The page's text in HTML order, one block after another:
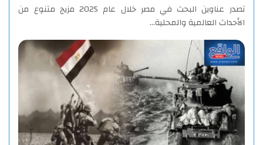
تصدر عناوين البحث في مصر خلال عام 2025 مزيج متنوع من
الأحداث العالمية والمحلية…